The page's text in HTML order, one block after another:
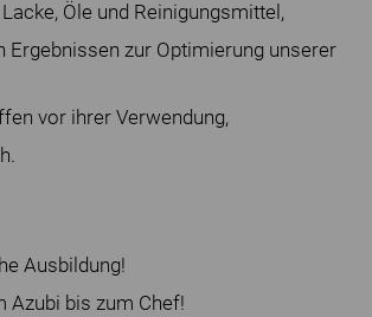
Öle und Reinigungsmittel,
zur Optimierung unserer
vor ihrer Verwendung,
Ausbildung!
Azubi bis zum Chef!